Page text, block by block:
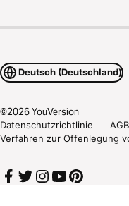
Deutsch (Deutschland)
©2026YouVersion
Datenschutzrichtlinie
AGB
Verfahren zur Offenlegung